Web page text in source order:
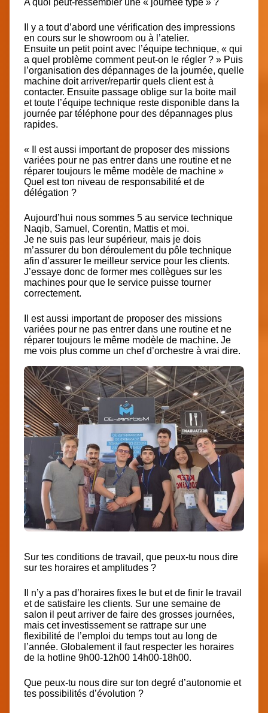
A quoi peut-ressembler une « journée type » ?
Il y a tout d’abord une vérification des impressions
en cours sur le showroom ou à l’atelier.
Ensuite un petit point avec l’équipe technique, « qui
a quel problème comment peut-on le régler ? » Puis
l’organisation des dépannages de la journée, quelle
machine doit arriver/repartir quels client est à
contacter. Ensuite passage oblige sur la boite mail
et toute l’équipe technique reste disponible dans la
journée par téléphone pour des dépannages plus
rapides.
« Il est aussi important de proposer des missions
variées pour ne pas entrer dans une routine et ne
réparer toujours le même modèle de machine »
Quel est ton niveau de responsabilité et de
délégation ?
Aujourd’hui nous sommes 5 au service technique
Naqib, Samuel, Corentin, Mattis et moi.
Je ne suis pas leur supérieur, mais je dois
m’assurer du bon déroulement du pôle technique
afin d’assurer le meilleur service pour les clients.
J’essaye donc de former mes collègues sur les
machines pour que le service puisse tourner
correctement.
Il est aussi important de proposer des missions
variées pour ne pas entrer dans une routine et ne
réparer toujours le même modèle de machine. Je
me vois plus comme un chef d’orchestre à vrai dire.
Sur tes conditions de travail, que peux-tu nous dire
sur tes horaires et amplitudes ?
Il n’y a pas d’horaires fixes le but et de finir le travail
et de satisfaire les clients. Sur une semaine de
salon il peut arriver de faire des grosses journées,
mais cet investissement se rattrape sur une
flexibilité de l’emploi du temps tout au long de
l’année. Globalement il faut respecter les horaires
de la hotline 9h00-12h00 14h00-18h00.
Que peux-tu nous dire sur ton degré d’autonomie et
tes possibilités d’évolution ?